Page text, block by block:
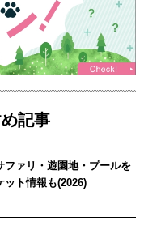
記事
ファリ・遊園地・プールを
ット情報も(2026)